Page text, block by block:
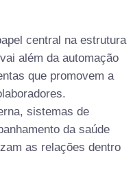
central na estrutura
além da automação
que promovem a
sistemas de
da saúde
as relações dentro